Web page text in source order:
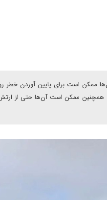
ممکن است برای پایین آوردن خطر
همچنین ممکن است آن‌ها حتی از